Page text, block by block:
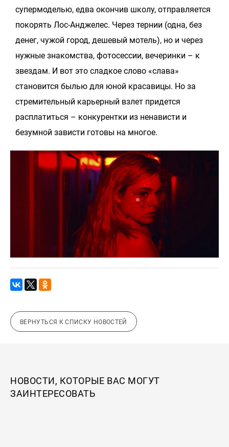
супермоделью, едва окончив школу, отправляется
покорять Лос-Анджелес. Через тернии (одна, без
денег, чужой город, дешевый мотель), но и через
нужные знакомства, фотосессии, вечеринки – к
звездам. И вот это сладкое слово «слава»
становится былью для юной красавицы. Но за
стремительный карьерный взлет придется
расплатиться – конкурентки из ненависти и
безумной зависти готовы на многое.
ВЕРНУТЬСЯ К СПИСКУ НОВОСТЕЙ
НОВОСТИ, КОТОРЫЕ ВАС МОГУТ
ЗАИНТЕРЕСОВАТЬ